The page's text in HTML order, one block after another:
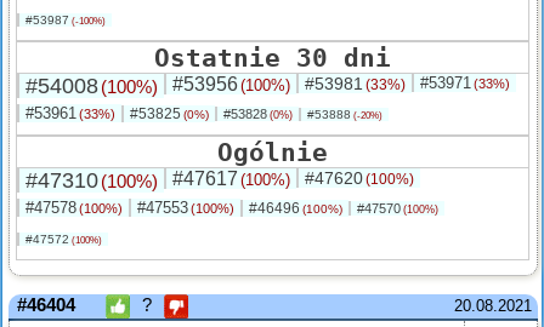
#53987 (-100%)
Ostatnie 30 dni
#54008(100%) #53956(100%) #53981 (33%) #53971(33%)
#53961(33%) #53825 (0%) #53828 (0%) #53888 (-20%)
Ogólnie
#47310(100%) #47617 (100%) #47620(100%)
#47578(100%) #47553(100%) #46496 (100%) #47570 (100%)
#47572 (100%)
20.08.2021
#46404 ?